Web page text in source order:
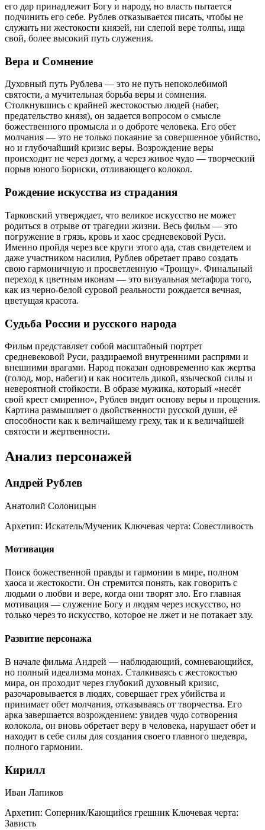
его дар принадлежит Богу и народу, но власть пытается
подчинить его себе. Рублев отказывается писать, чтобы не
служить ни жестокости князей, ни слепой вере толпы, ища
свой, более высокий путь служения.
Вера и Сомнение
Духовный путь Рублева — это не путь непоколебимой
святости, а мучительная борьба веры и сомнения.
Столкнувшись с крайней жестокостью людей (набег,
предательство князя), он задается вопросом о смысле
божественного промысла и о доброте человека. Его обет
молчания — это не только покаяние за совершенное убийство,
но и глубочайший кризис веры. Возрождение веры
происходит не через догму, а через живое чудо — творческий
порыв юного Бориски, отливающего колокол.
Рождение искусства из страдания
Тарковский утверждает, что великое искусство не может
родиться в отрыве от трагедии жизни. Весь фильм — это
погружение в грязь, кровь и хаос средневековой Руси.
Именно пройдя через все круги этого ада, став свидетелем и
даже участником насилия, Рублев обретает право создать
свою гармоничную и просветленную «Троицу». Финальный
переход к цветным иконам — это визуальная метафора того,
как из черно-белой суровой реальности рождается вечная,
цветущая красота.
Судьба России и русского народа
Фильм представляет собой масштабный портрет
средневековой Руси, раздираемой внутренними распрями и
внешними врагами. Народ показан одновременно как жертва
(голод, мор, набеги) и как носитель дикой, языческой силы и
невероятной стойкости. В образе мужика, который «несёт
свой крест смиренно», Рублев видит основу веры и прощения.
Картина размышляет о двойственности русской души, её
способности как к величайшему греху, так и к величайшей
святости и жертвенности.
Анализ персонажей
Андрей Рублев
Анатолий Солоницын
Архетип: Искатель/Мученик Ключевая черта: Совестливость
Мотивация
Поиск божественной правды и гармонии в мире, полном
хаоса и жестокости. Он стремится понять, как говорить с
людьми о любви и вере, когда они творят зло. Его главная
мотивация — служение Богу и людям через искусство, но
только через то искусство, которое не лжет и не потакает злу.
Развитие персонажа
В начале фильма Андрей — наблюдающий, сомневающийся,
но полный идеализма монах. Сталкиваясь с жестокостью
мира, он проходит через глубокий духовный кризис,
разочаровывается в людях, совершает грех убийства и
принимает обет молчания, отказываясь от творчества. Его
арка завершается возрождением: увидев чудо сотворения
колокола, он вновь обретает веру в человека, нарушает обет и
находит в себе силы для создания своего главного шедевра,
полного гармонии.
Кирилл
Иван Лапиков
Архетип: Соперник/Кающийся грешник Ключевая черта:
Зависть